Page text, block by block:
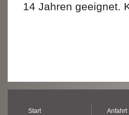
14 Jahren geeignet.
Start
Anfahrt